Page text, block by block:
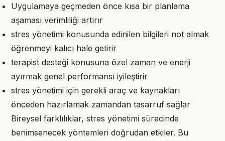
Uygulamaya geçmeden önce kısa bir planlama
aşaması verimliliği artırır
stres yönetimi konusunda edinilen bilgileri not almak
öğrenmeyi kalıcı hale getirir
terapist desteği konusuna özel zaman ve enerji
ayırmak genel performansı iyileştirir
stres yönetimi için gerekli araç ve kaynakları
önceden hazırlamak zamandan tasarruf sağlar
Bireysel farklılıklar, stres yönetimi sürecinde
benimsenecek yöntemleri doğrudan etkiler. Bu